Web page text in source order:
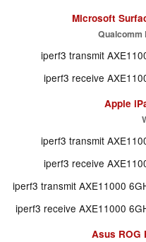
Microsoft
Qualcomm
iperf3 transmit
iperf3 receive
Apple
iperf3 transmit
iperf3 receive
iperf3 transmit AXE11000
iperf3 receive AXE11000
Asus ROG